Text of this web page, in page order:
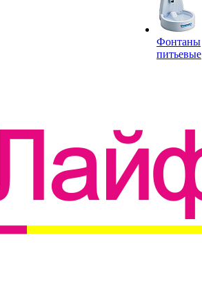
Фонтаны
питьевые